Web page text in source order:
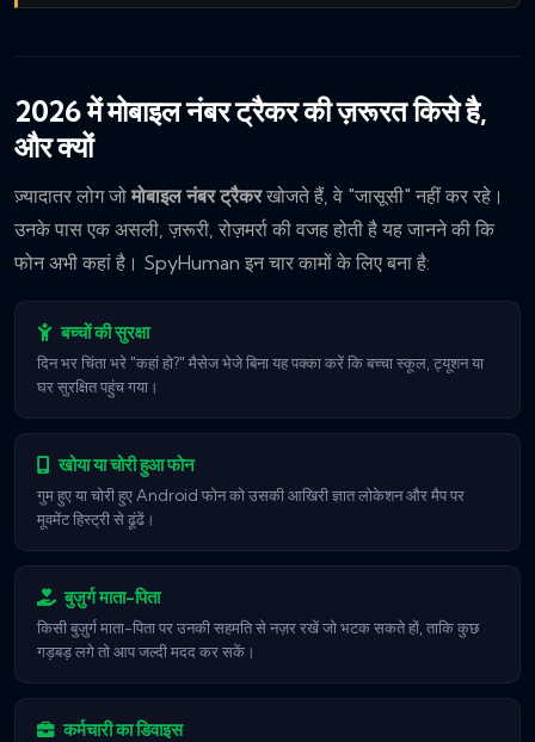
2026 में मोबाइल नंबर ट्रैकर की ज़रूरत किसे है,
और क्यों
ज़्यादातर लोग जोमोबाइल नंबर ट्रैकरखोजते हैं, वे "जासूसी" नहीं कर रहे।
उनके पास एक असली, ज़रूरी, रोज़मर्रा की वजह होती है यह जानने की कि
फोन अभी कहां है। SpyHuman इन चार कामों के लिए बना है:
बच्चों की सुरक्षा
दिन भर चिंता भरे "कहां हो?" मैसेज भेजे बिना यह पक्का करें कि बच्चा स्कूल, ट्यूशन या
घर सुरक्षित पहुंच गया।
खोया या चोरी हुआ फोन
गुम हुए या चोरी हुए Android फोन को उसकी आखिरी ज्ञात लोकेशन और मैप पर
मूवमेंट हिस्ट्री से ढूंढें।
बुज़ुर्ग माता-पिता
किसी बुज़ुर्ग माता-पिता पर उनकी सहमति से नज़र रखें जो भटक सकते हों, ताकि कुछ
गड़बड़ लगे तो आप जल्दी मदद कर सकें।
कर्मचारी का डिवाइस